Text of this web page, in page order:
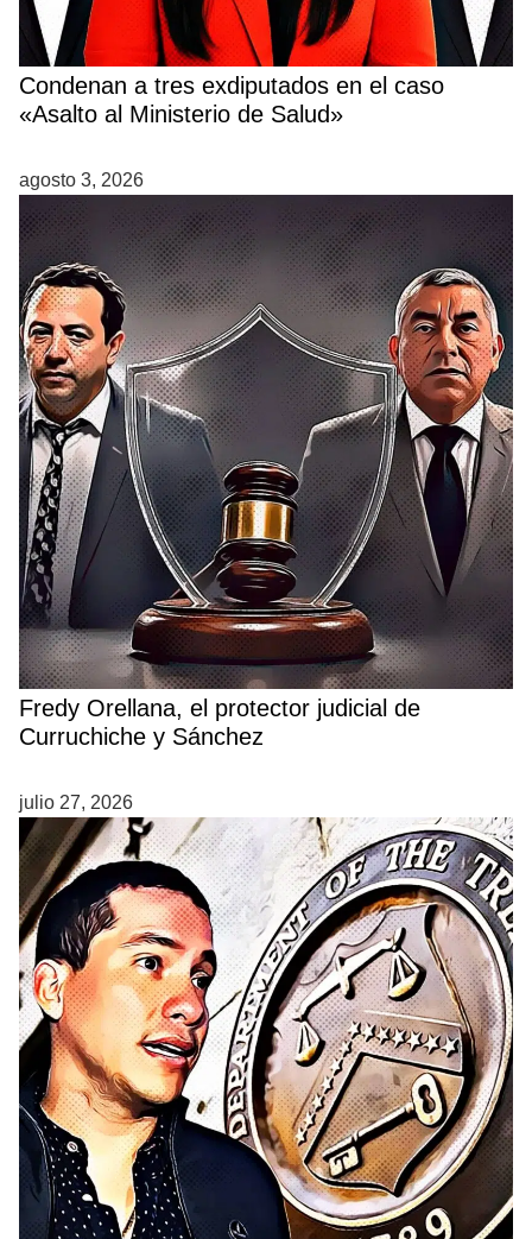
Condenan a tres exdiputados en el caso
«Asalto al Ministerio de Salud»
agosto 3, 2026
Fredy Orellana, el protector judicial de
Curruchiche y Sánchez
julio 27, 2026